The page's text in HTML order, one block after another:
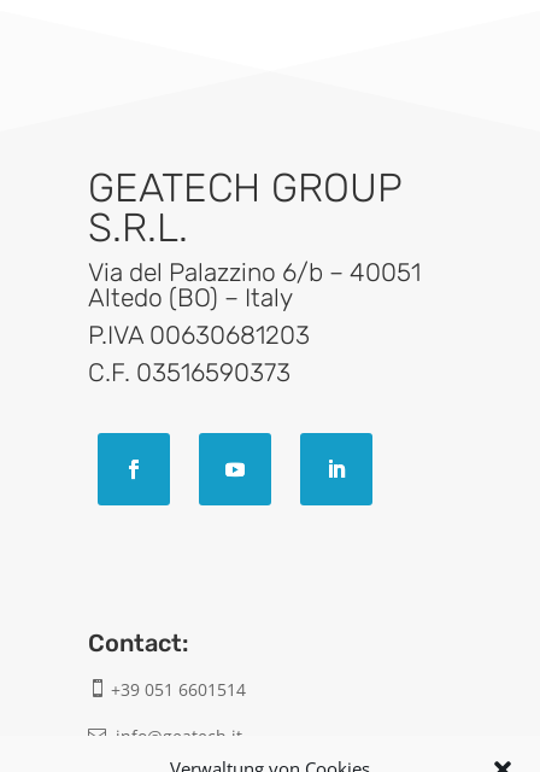
GEATECH GROUP
S.R.L.
Via del Palazzino 6/b – 40051
Altedo (BO) – Italy
P.IVA 00630681203
C.F. 03516590373
Contact:
 +39 051 6601514
 info@geatech.it